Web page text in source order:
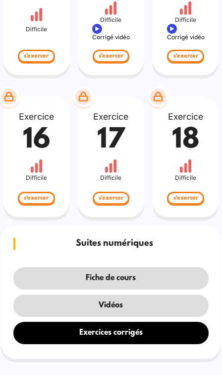
Difficile
s'exercer
Difficile
Corrigé vidéo
s'exercer
Difficile
Corrigé vidéo
s'exercer
Exercice
16
Difficile
s'exercer
Exercice
17
Difficile
s'exercer
Exercice
18
Difficile
s'exercer
Suites numériques
Fiche de cours
Vidéos
Exercices corrigés